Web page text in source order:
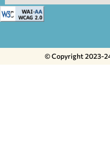
© Copyright 2023-